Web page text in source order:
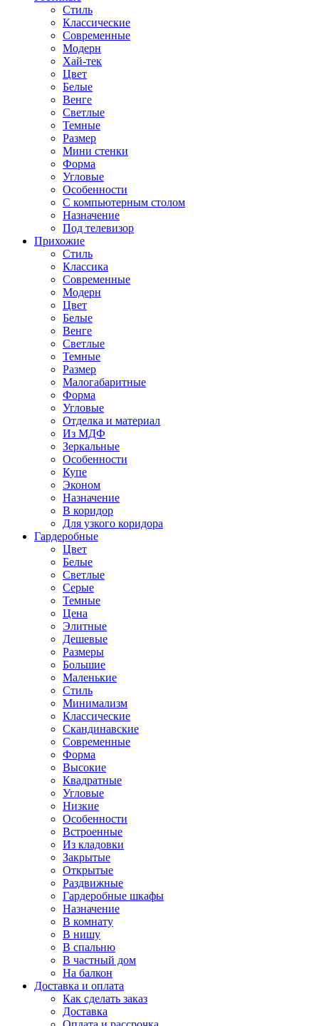
Стиль
Классические
Современные
Модерн
Хай-тек
Цвет
Белые
Венге
Светлые
Темные
Размер
Мини стенки
Форма
Угловые
Особенности
С компьютерным столом
Назначение
Под телевизор
Прихожие
Стиль
Классика
Современные
Модерн
Цвет
Белые
Венге
Светлые
Темные
Размер
Малогабаритные
Форма
Угловые
Отделка и материал
Из МДФ
Зеркальные
Особенности
Купе
Эконом
Назначение
В коридор
Для узкого коридора
Гардеробные
Цвет
Белые
Светлые
Серые
Темные
Цена
Элитные
Дешевые
Размеры
Большие
Маленькие
Стиль
Минимализм
Классические
Скандинавские
Современные
Форма
Высокие
Квадратные
Угловые
Низкие
Особенности
Встроенные
Из кладовки
Закрытые
Открытые
Раздвижные
Гардеробные шкафы
Назначение
В комнату
В нишу
В спальню
В частный дом
На балкон
Доставка и оплата
Как сделать заказ
Доставка